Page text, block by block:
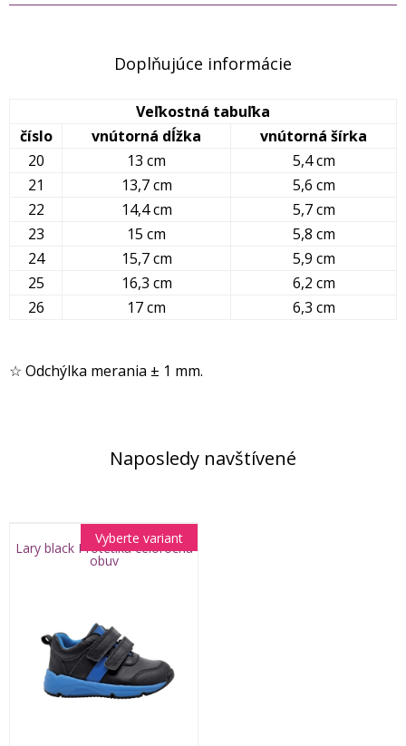
Doplňujúce informácie
Veľkostná tabuľka
číslo
vnútorná dĺžka
vnútorná šírka
20
13 cm
5,4 cm
21
13,7 cm
5,6 cm
22
14,4 cm
5,7 cm
23
15 cm
5,8 cm
24
15,7 cm
5,9 cm
25
16,3 cm
6,2 cm
26
17 cm 6,3 cm
☆ Odchýlka merania ± 1 mm.
Naposledy navštívené
Lary black Protetika celoročná
obuv
Vyberte variant